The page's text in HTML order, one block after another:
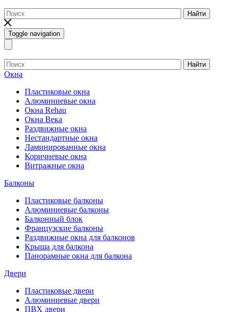
Найти
Toggle navigation
Найти
Окна
Пластиковые окна
Алюминиевые окна
Окна Rehau
Окна Века
Раздвижные окна
Нестандартные окна
Ламинированные окна
Коричневые окна
Витражные окна
Балконы
Пластиковые балконы
Алюминиевые балконы
Балконный блок
Французские балконы
Раздвижные окна для балконов
Крыша для балкона
Панорамные окна для балкона
Двери
Пластиковые двери
Алюминиевые двери
ПВХ двери